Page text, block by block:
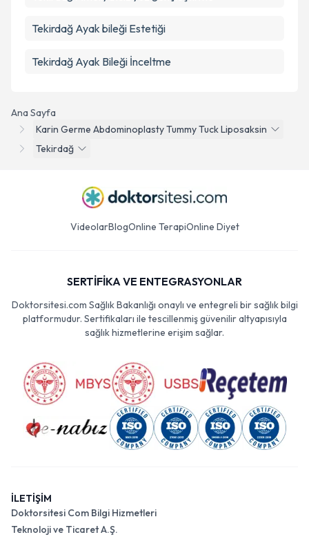
Ana Sayfa
Karin Germe Abdominoplasty Tummy Tuck Liposaksin
Tekirdağ
Tekirdağ Ayak bileği Estetiği
Tekirdağ Ayak Bileği İnceltme
VideolarBlogOnline TerapiOnline Diyet
SERTİFİKA VE ENTEGRASYONLAR
Doktorsitesi.com Sağlık Bakanlığı onaylı ve entegreli bir sağlık bilgi
platformudur. Sertifikaları ile tescillenmiş güvenilir altyapısıyla
sağlık hizmetlerine erişim sağlar.
İLETİŞİM
Doktorsitesi Com Bilgi Hizmetleri
Teknoloji ve Ticaret A.Ş.